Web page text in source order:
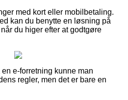
med kort eller mobilbetaling.
kan du benytte en løsning på
du higer efter at godtgøre
e-forretning kunne man
regler, men det er bare en